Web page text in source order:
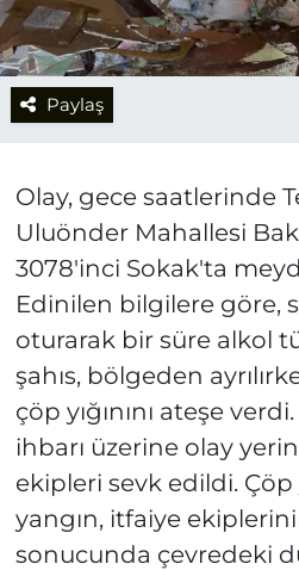
Paylaş
Olay, gece saatlerinde
Uluönder Mahallesi
3078'inci Sokak'ta
Edinilen bilgilere göre,
oturarak bir süre alkol
şahıs, bölgeden
çöp yığınını ateşe
ihbarı üzerine olay
ekipleri sevk edildi. Çöp
yangın, itfaiye
sonucunda çevredeki